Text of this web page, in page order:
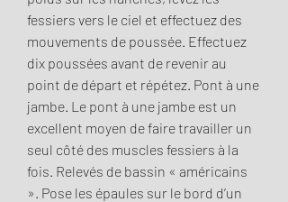
fessiers vers le ciel et effectuez des
mouvements de poussée. Effectuez
dix poussées avant de revenir au
point de départ et répétez. Pont à une
jambe. Le pont à une jambe est un
excellent moyen de faire travailler un
seul côté des muscles fessiers à la
fois. Relevés de bassin « américains
». Pose les épaules sur le bord d’un